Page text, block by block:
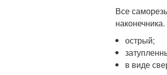
Все
острый;
в виде